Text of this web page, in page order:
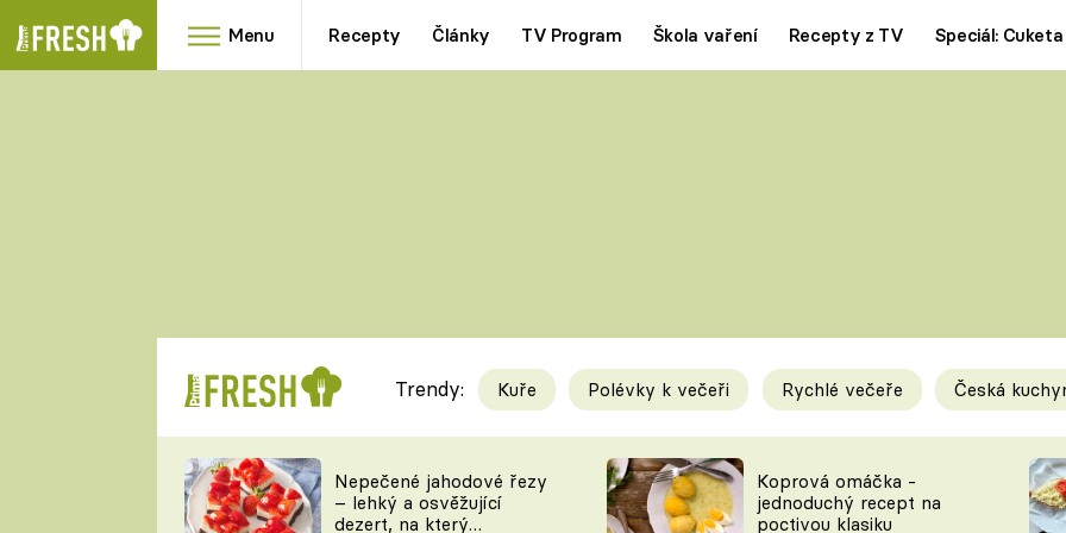
Menu Recepty Články TV Program Škola vaření Recepty z TV Speciál: Cuketa
RYCHLOVKY
Videorecepty
TEĎ VAŘÍ ŠÉF!
Tipy a triky
KAM ZA JÍDLEM
Trendy: Kuře Polévky k večeři Rychlé večeře Česká
Nepečené jahodové řezy
– lehký a osvěžující
dezert, na který
Koprová omáčka -
jednoduchý recept na
poctivou klasiku